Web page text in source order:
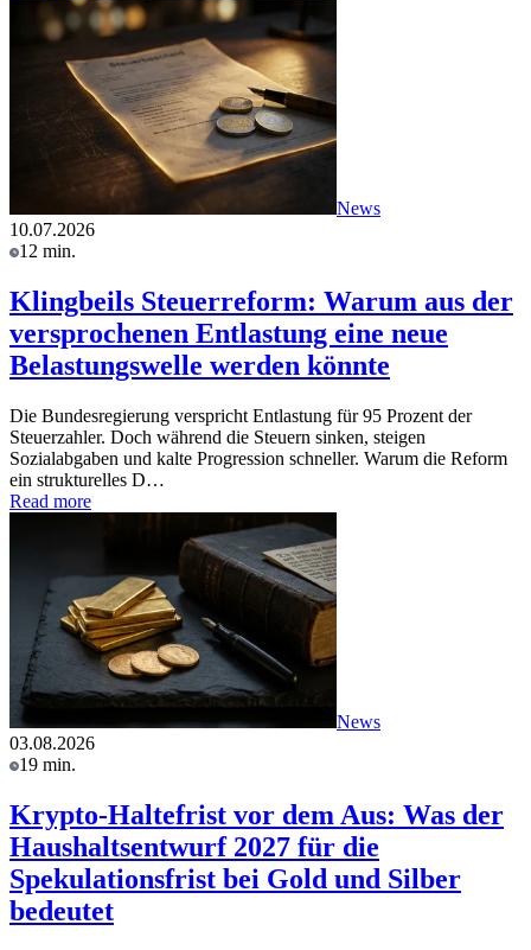
News
10.07.2026
12 min.
Klingbeils Steuerreform: Warum aus der
versprochenen Entlastung eine neue
Belastungswelle werden könnte
Die Bundesregierung verspricht Entlastung für 95 Prozent der
Steuerzahler. Doch während die Steuern sinken, steigen
Sozialabgaben und kalte Progression schneller. Warum die Reform
ein strukturelles D…
Read more
News
03.08.2026
19 min.
Krypto-Haltefrist vor dem Aus: Was der
Haushaltsentwurf 2027 für die
Spekulationsfrist bei Gold und Silber
bedeutet